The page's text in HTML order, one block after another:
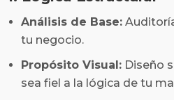
Análisis de Base:
tu negocio.
Propósito Visual: Diseño
sea fiel a la lógica de tu